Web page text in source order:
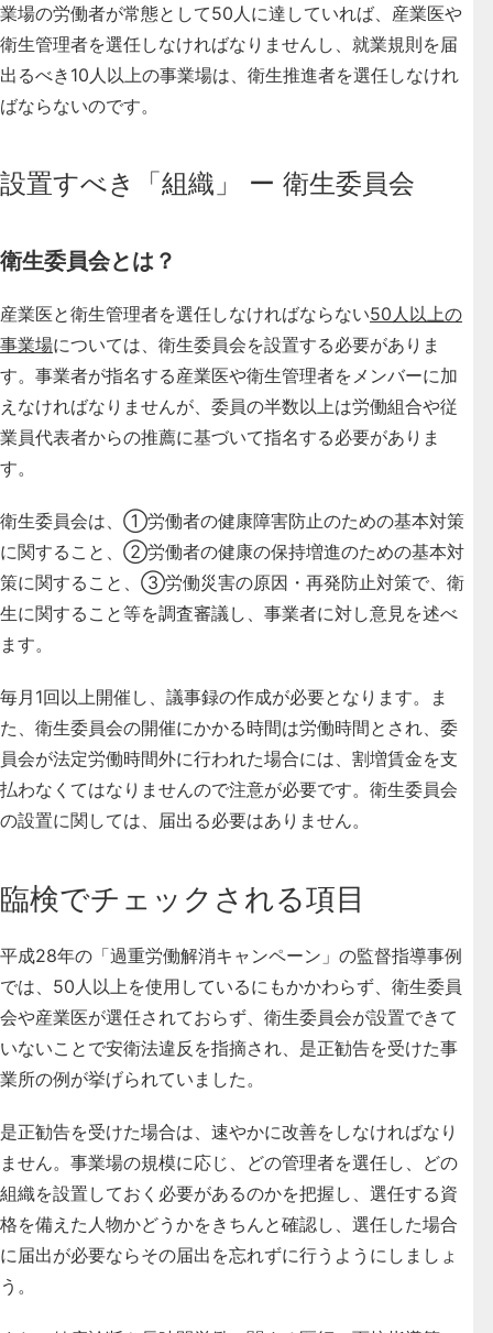
業場の労働者が常態として50人に達していれば、産業医や
衛生管理者を選任しなければなりませんし、就業規則を届
出るべき10人以上の事業場は、衛生推進者を選任しなけれ
ばならないのです。
設置すべき「組織」 ー 衛生委員会
衛生委員会とは？
産業医と衛生管理者を選任しなければならない50人以上の
事業場については、 衛生委員会を設置する必要がありま
す。事業者が指名する産業医や衛生管理者をメンバーに加
えなければなりませんが、委員の半数以上は労働組合や従
業員代表者からの推薦に基づいて指名する必要がありま
す。
衛生委員会は、①労働者の健康障害防止のための基本対策
に関すること、②労働者の健康の保持増進のための基本対
策に関すること、③労働災害の原因・再発防止対策で、衛
生に関すること等を調査審議し、事業者に対し意見を述べ
ます。
毎月1回以上開催し、議事録の作成が必要となります。ま
た、衛生委員会の開催にかかる時間は労働時間とされ、委
員会が法定労働時間外に行われた場合には、割増賃金を支
払わなくてはなりませんので注意が必要です。衛生委員会
の設置に関しては、届出る必要はありません。
臨検でチェックされる項目
平成28年の「過重労働解消キャンペーン」の監督指導事例
では、50人以上を使用しているにもかかわらず、衛生委員
会や産業医が選任されておらず、衛生委員会が設置できて
いないことで安衛法違反を指摘され、是正勧告を受けた事
業所の例が挙げられていました。
是正勧告を受けた場合は、速やかに改善をしなければなり
ません。事業場の規模に応じ、どの管理者を選任し、どの
組織を設置しておく必要があるのかを把握し、選任する資
格を備えた人物かどうかをきちんと確認し、選任した場合
に届出が必要ならその届出を忘れずに行うようにしましょ
う。